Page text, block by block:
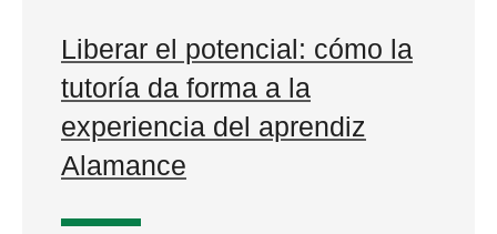
Liberar el potencial: cómo la
tutoría da forma a la
experiencia del aprendiz
Alamance